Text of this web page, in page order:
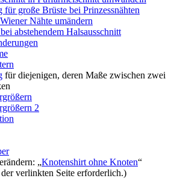
für große Brüste bei Prinzessnähten
Nähte umändern
abstehendem Halsausschnitt
für diejenigen, deren Maße zwischen zwei
2
„Knotenshirt ohne Knoten“
verlinkten Seite erforderlich.)